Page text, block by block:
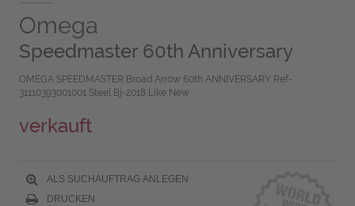
Omega
Speedmaster 60th Anniversary
OMEGA SPEEDMASTER Broad Arrow 60th ANNIVERSARY Ref-
31110393001001 Steel Bj-2018 Like New
verkauft
ALS SUCHAUFTRAG ANLEGEN
DRUCKEN